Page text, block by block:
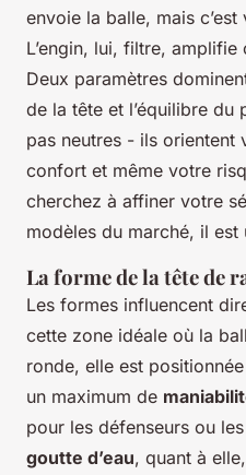
envoie la balle, mais
L’engin, lui, filtre,
Deux paramètres
de la tête et l’équilibre
pas neutres - ils orientent
confort et même votre
cherchez à affiner votre
modèles du marché, il est
La forme de la tête de
Les formes influencent
cette zone idéale où la
ronde, elle est
un maximum de
pour les défenseurs ou
goutte d’eau, quant à